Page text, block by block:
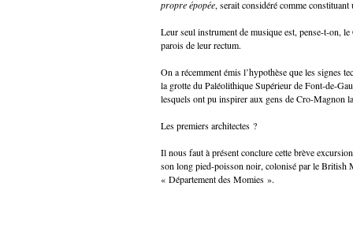
propre épopée, serait considéré comme
Leur seul instrument de musique est, pense-t-on,
parois de leur rectum.
On a récemment émis l’hypothèse que les signes
la grotte du Paléolithique Supérieur de Font-de-
lesquels ont pu inspirer aux gens de Cro-Magnon
Les premiers architectes ?
Il nous faut à présent conclure cette brève
son long pied-poisson noir, colonisé par le British
« Département des Momies ».